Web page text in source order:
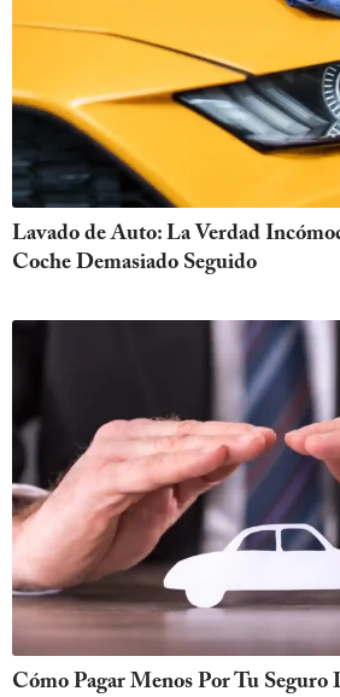
Lavado de Auto: La Verdad
Coche Demasiado Seguido
Cómo Pagar Menos Por Tu